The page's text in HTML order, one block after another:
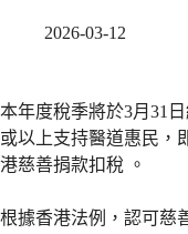
2026-03-12
本年度稅季將於3月31
或以上支持醫道惠民，
港慈善捐款扣稅 。
根據香港法例，認可慈